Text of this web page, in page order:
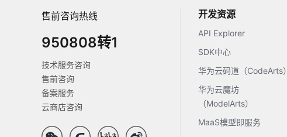
售前咨询热线
950808转1
技术服务咨询
售前咨询
备案服务
云商店咨询
开发资源
API Explorer
SDK中心
华为云码道（CodeArts）
华为云魔坊
（ModelArts）
MaaS模型即服务